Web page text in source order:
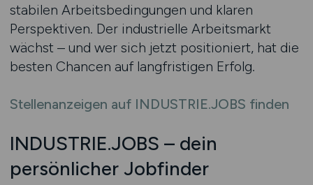
stabilen Arbeitsbedingungen und klaren
Perspektiven. Der industrielle Arbeitsmarkt
wächst – und wer sich jetzt positioniert, hat die
besten Chancen auf langfristigen Erfolg.
Stellenanzeigen auf INDUSTRIE.JOBS finden
INDUSTRIE.JOBS – dein
persönlicher Jobfinder